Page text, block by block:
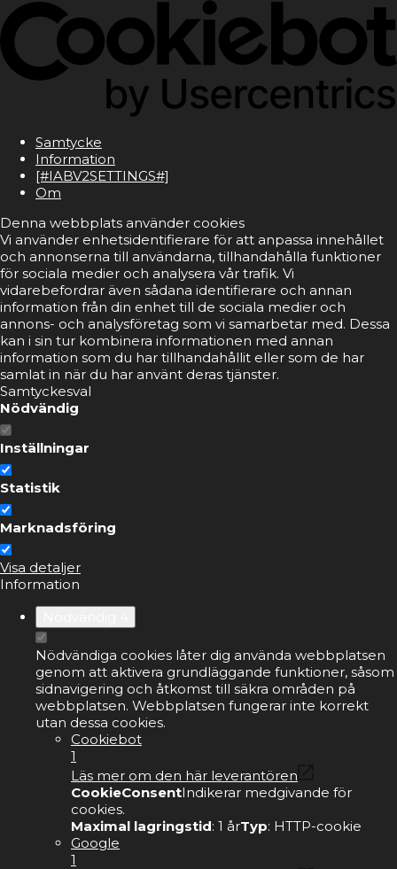
Samtycke
Information
[#IABV2SETTINGS#]
Om
Denna webbplats använder cookies
Vi använder enhetsidentifierare för att anpassa innehållet
och annonserna till användarna, tillhandahålla funktioner
för sociala medier och analysera vår trafik. Vi
vidarebefordrar även sådana identifierare och annan
information från din enhet till de sociala medier och
annons- och analysföretag som vi samarbetar med. Dessa
kan i sin tur kombinera informationen med annan
information som du har tillhandahållit eller som de har
samlat in när du har använt deras tjänster.
Samtyckesval
Nödvändig
Inställningar
Statistik
Marknadsföring
Visa detaljer
Information
Nödvändiga cookies låter dig använda webbplatsen
genom att aktivera grundläggande funktioner, såsom
sidnavigering och åtkomst till säkra områden på
webbplatsen. Webbplatsen fungerar inte korrekt
utan dessa cookies.
Cookiebot
1
Läs mer om den här leverantören
CookieConsentIndikerar medgivande för
cookies.
Maximal lagringstid: 1 årTyp: HTTP-cookie
Google
1